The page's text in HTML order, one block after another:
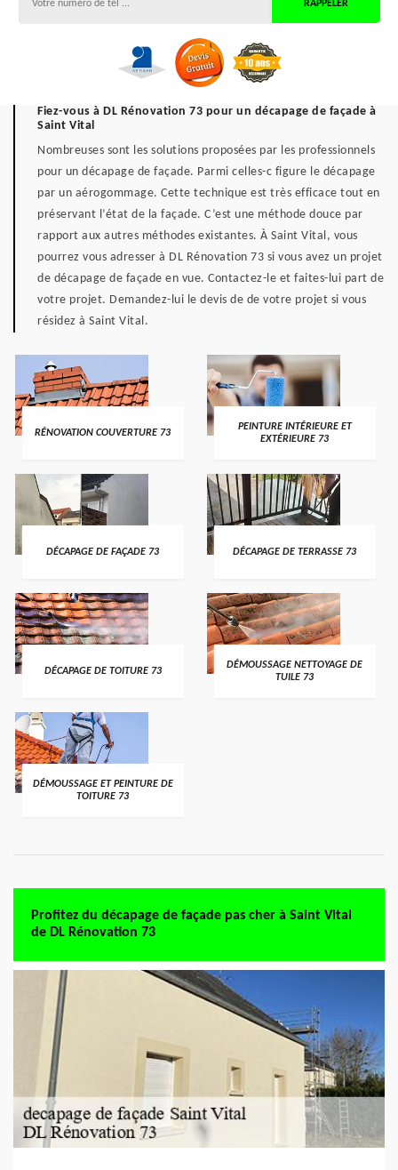
Fiez-vous à DL Rénovation 73 pour un décapage de façade à
Saint Vital
Nombreuses sont les solutions proposées par les professionnels
pour un décapage de façade. Parmi celles-c figure le décapage
par un aérogommage. Cette technique est très efficace tout en
préservant l’état de la façade. C’est une méthode douce par
rapport aux autres méthodes existantes. À Saint Vital, vous
pourrez vous adresser à DL Rénovation 73 si vous avez un projet
de décapage de façade en vue. Contactez-le et faites-lui part de
votre projet. Demandez-lui le devis de de votre projet si vous
résidez à Saint Vital.
RÉNOVATION COUVERTURE 73
PEINTURE INTÉRIEURE ET
EXTÉRIEURE 73
DÉCAPAGE DE FAÇADE 73 DÉCAPAGE DE TERRASSE 73
DÉCAPAGE DE TOITURE 73
DÉMOUSSAGE NETTOYAGE DE
TUILE 73
DÉMOUSSAGE ET PEINTURE DE
TOITURE 73
Profitez du décapage de façade pas cher à Saint Vital
de DL Rénovation 73